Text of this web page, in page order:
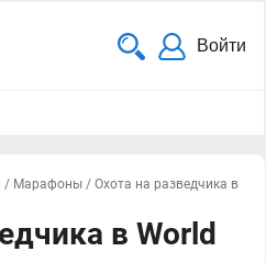
Войти
/ Марафоны / Охота на разведчика в
в World